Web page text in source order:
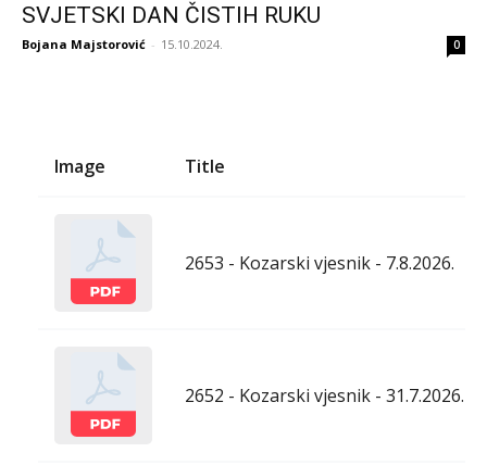
SVJETSKI DAN ČISTIH RUKU
Bojana Majstorović - 15.10.2024. 0
Image Title
2653 - Kozarski vjesnik - 7.8.2026.
2652 - Kozarski vjesnik - 31.7.2026.